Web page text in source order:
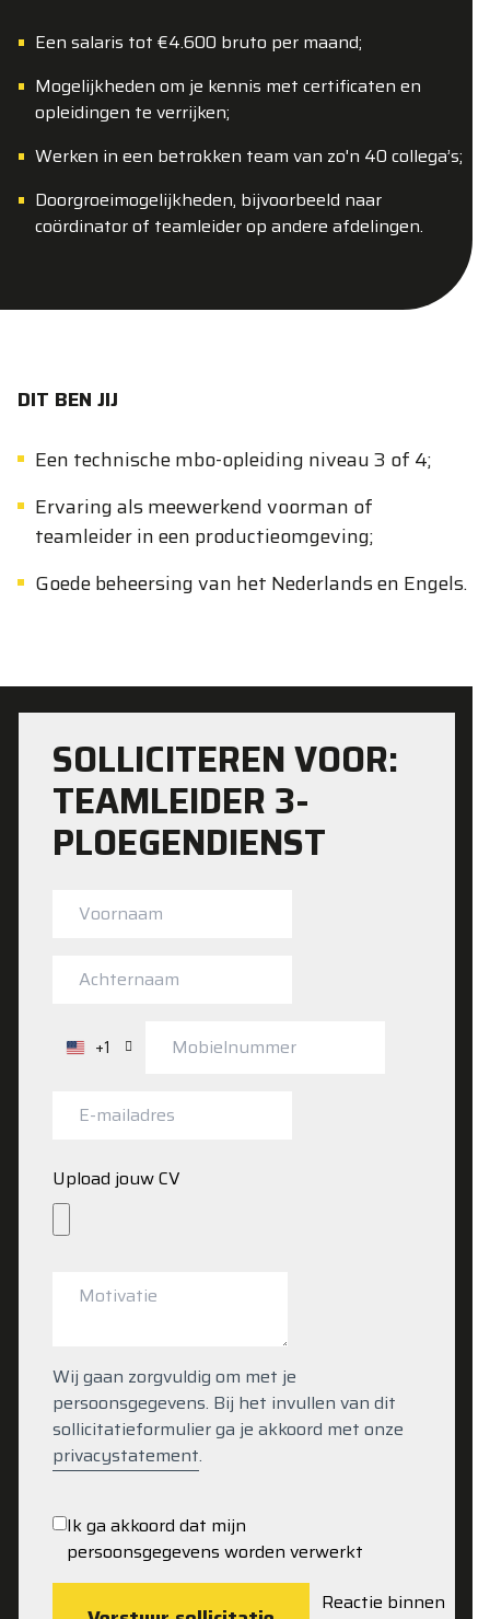
Een salaris tot €4.600 bruto per maand;
Mogelijkheden om je kennis met certificaten en
opleidingen te verrijken;
Werken in een betrokken team van zo'n 40 collega’s;
Doorgroeimogelijkheden, bijvoorbeeld naar
coördinator of teamleider op andere afdelingen.
DIT BEN JIJ
Een technische mbo-opleiding niveau 3 of 4;
Ervaring als meewerkend voorman of
teamleider in een productieomgeving;
Goede beheersing van het Nederlands en Engels.
SOLLICITEREN VOOR:
TEAMLEIDER 3-
PLOEGENDIENST
Reactie binnen
Verenigde
+1
+1
Upload jouw CV
Wij gaan zorgvuldig om met je
persoonsgegevens. Bij het invullen van dit
sollicitatieformulier ga je akkoord met onze
privacystatement.
Ik ga akkoord dat mijn
persoonsgegevens worden verwerkt